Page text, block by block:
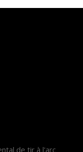
de tir à l'arc